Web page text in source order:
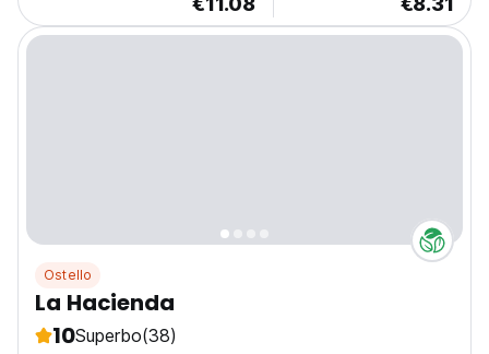
Ostello
La Hacienda
10Superbo(38)